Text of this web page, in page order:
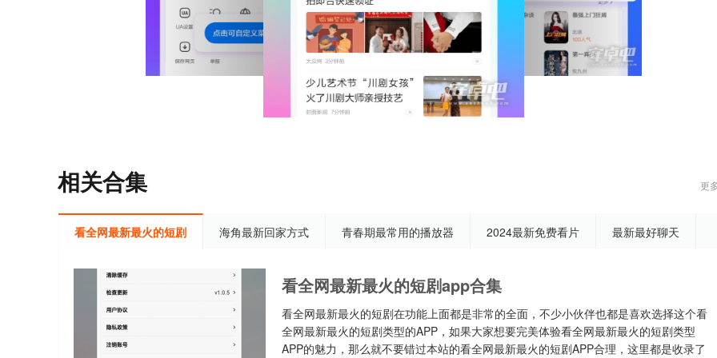
相关合集 更
看全网最新最火的短剧 海角最新回家方式 青春期最常用的播放器 2024最新免费看片 最新最好聊天
看全网最新最火的短剧app合集
看全网最新最火的短剧在功能上面都是非常的全面，不少小伙伴也都是喜欢选择这个看
全网最新最火的短剧类型的APP，如果大家想要完美体验看全网最新最火的短剧类型
APP的魅力，那么就不要错过本站的看全网最新最火的短剧APP合理，这里都是收录了